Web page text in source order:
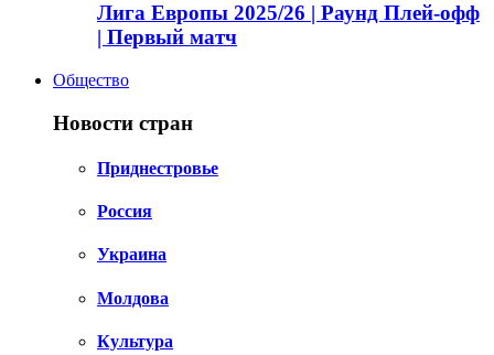
Лига Европы 2025/26 | Раунд Плей-офф
| Первый матч
Общество
Новости стран
Приднестровье
Россия
Украина
Молдова
Культура